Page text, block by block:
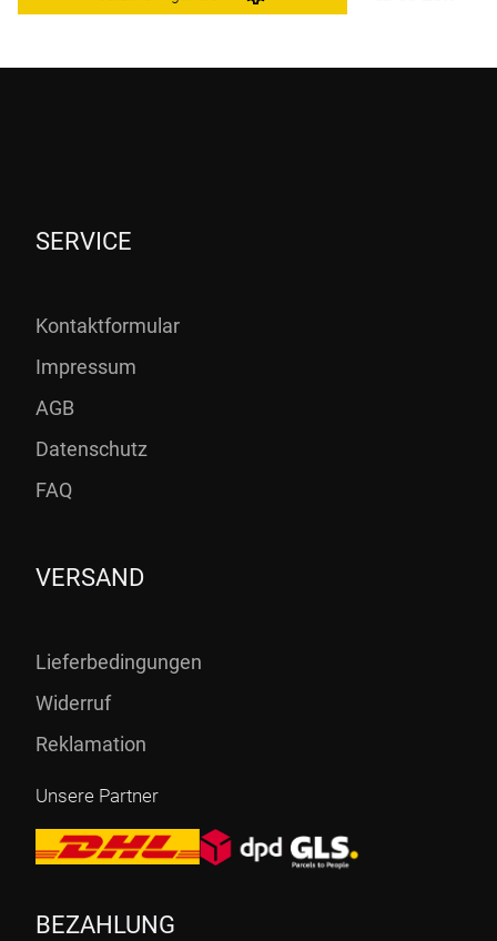
SERVICE
Kontaktformular
Impressum
AGB
Datenschutz
FAQ
VERSAND
Lieferbedingungen
Widerruf
Reklamation
Unsere Partner
BEZAHLUNG